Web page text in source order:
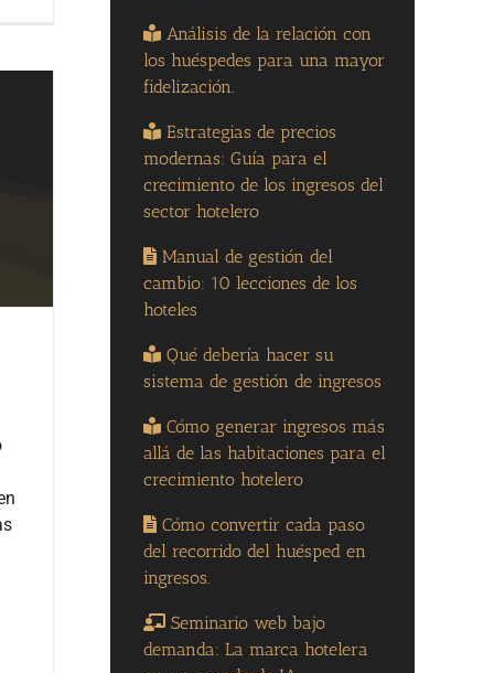
Análisis de la relación con
los huéspedes para una mayor
fidelización.
Estrategias de precios
modernas: Guía para el
crecimiento de los ingresos del
sector hotelero
Manual de gestión del
cambio: 10 lecciones de los
hoteles
Qué debería hacer su
sistema de gestión de ingresos
Cómo generar ingresos más
allá de las habitaciones para el
crecimiento hotelero
Cómo convertir cada paso
del recorrido del huésped en
ingresos.
Seminario web bajo
demanda: La marca hotelera